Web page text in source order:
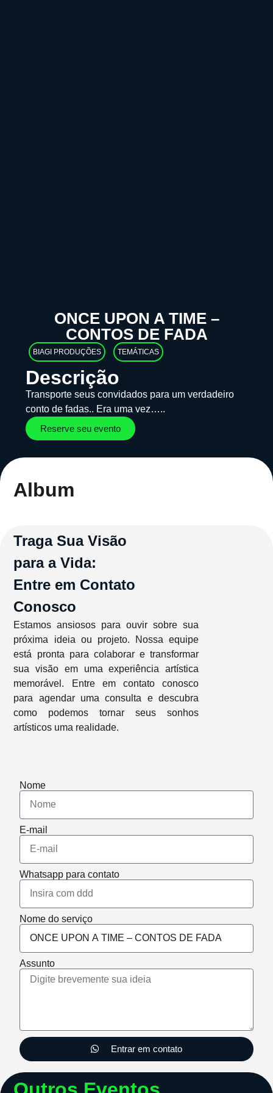
ONCE UPON A TIME –
CONTOS DE FADA
BIAGI PRODUÇÕES TEMÁTICAS
Descrição
Transporte seus convidados para um verdadeiro
conto de fadas.. Era uma vez…..
Reserve seu evento
Album
Traga Sua Visão
para a Vida:
Entre em Contato
Conosco
Estamos ansiosos para ouvir sobre sua
próxima ideia ou projeto. Nossa equipe
está pronta para colaborar e transformar
sua visão em uma experiência artística
memorável. Entre em contato conosco
para agendar uma consulta e descubra
como podemos tornar seus sonhos
artísticos uma realidade.
Nome
E-mail
Whatsapp para contato
Nome do serviço
Assunto
Entrar em contato